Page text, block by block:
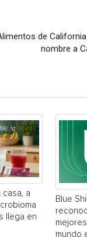
de
nombre a
casa, a
llega en
Blue
mundo